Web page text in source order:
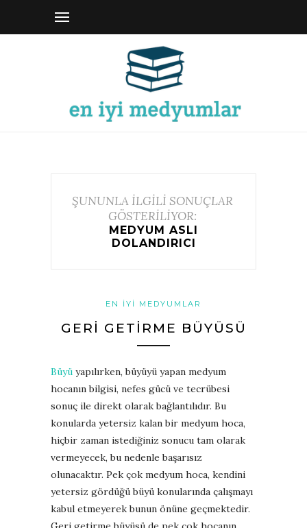
ŞUNUNLA İLGİLİ SONUÇLAR
GÖSTERİLİYOR:
MEDYUM ASLI
DOLANDIRICI
EN İYI MEDYUMLAR
GERI GETIRME BÜYÜSÜ
Büyü yapılırken, büyüyü yapan medyum
hocanın bilgisi, nefes gücü ve tecrübesi
sonuç ile direkt olarak bağlantılıdır. Bu
konularda yetersiz kalan bir medyum hoca,
hiçbir zaman istediğiniz sonucu tam olarak
vermeyecek, bu nedenle başarısız
olunacaktır. Pek çok medyum hoca, kendini
yetersiz gördüğü büyü konularında çalışmayı
kabul etmeyerek bunun önüne geçmektedir.